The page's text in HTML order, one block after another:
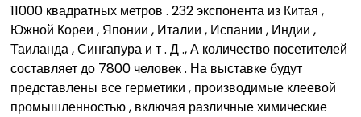
11000 квадратных метров . 232 экспонента из Китая ,
Южной Кореи , Японии , Италии , Испании , Индии ,
Таиланда , Сингапура и т . Д ., А количество посетителей
составляет до 7800 человек . На выставке будут
представлены все герметики , производимые клеевой
промышленностью , включая различные химические